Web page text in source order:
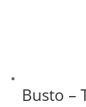
Busto –